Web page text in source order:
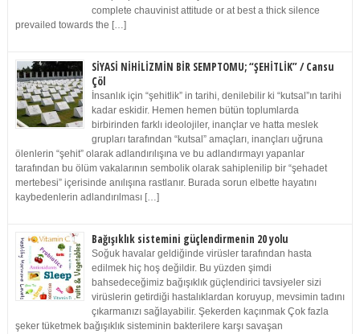
complete chauvinist attitude or at best a thick silence
prevailed towards the […]
SİYASİ NİHİLİZMİN BİR SEMPTOMU; “ŞEHİTLİK” / Cansu
Çöl
İnsanlık için “şehitlik” in tarihi, denilebilir ki “kutsal”ın tarihi
kadar eskidir. Hemen hemen bütün toplumlarda
birbirinden farklı ideolojiler, inançlar ve hatta meslek
grupları tarafından “kutsal” amaçları, inançları uğruna
ölenlerin “şehit” olarak adlandırılışına ve bu adlandırmayı yapanlar
tarafından bu ölüm vakalarının sembolik olarak sahiplenilip bir “şehadet
mertebesi” içerisinde anılışına rastlanır. Burada sorun elbette hayatını
kaybedenlerin adlandırılması […]
Bağışıklık sistemini güçlendirmenin 20 yolu
Soğuk havalar geldiğinde virüsler tarafından hasta
edilmek hiç hoş değildir. Bu yüzden şimdi
bahsedeceğimiz bağışıklık güçlendirici tavsiyeler sizi
virüslerin getirdiği hastalıklardan koruyup, mevsimin tadını
çıkarmanızı sağlayabilir. Şekerden kaçınmak Çok fazla
şeker tüketmek bağışıklık sisteminin bakterilere karşı savaşan